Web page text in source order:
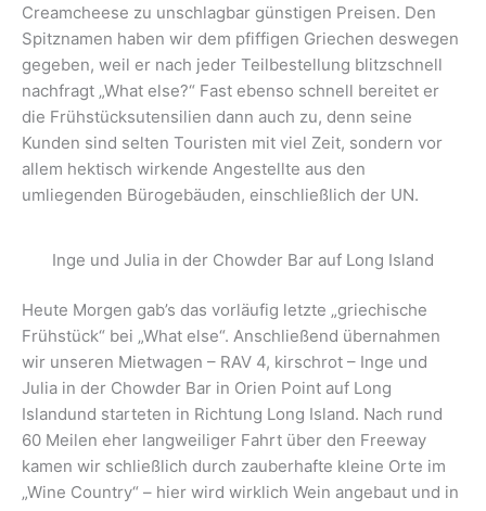
Creamcheese zu unschlagbar günstigen Preisen. Den
Spitznamen haben wir dem pfiffigen Griechen deswegen
gegeben, weil er nach jeder Teilbestellung blitzschnell
nachfragt „What else?“ Fast ebenso schnell bereitet er
die Frühstücksutensilien dann auch zu, denn seine
Kunden sind selten Touristen mit viel Zeit, sondern vor
allem hektisch wirkende Angestellte aus den
umliegenden Bürogebäuden, einschließlich der UN.
Inge und Julia in der Chowder Bar auf Long Island
Heute Morgen gab’s das vorläufig letzte „griechische
Frühstück“ bei „What else“. Anschließend übernahmen
wir unseren Mietwagen – RAV 4, kirschrot – Inge und
Julia in der Chowder Bar in Orien Point auf Long
Islandund starteten in Richtung Long Island. Nach rund
60 Meilen eher langweiliger Fahrt über den Freeway
kamen wir schließlich durch zauberhafte kleine Orte im
„Wine Country“ – hier wird wirklich Wein angebaut und in